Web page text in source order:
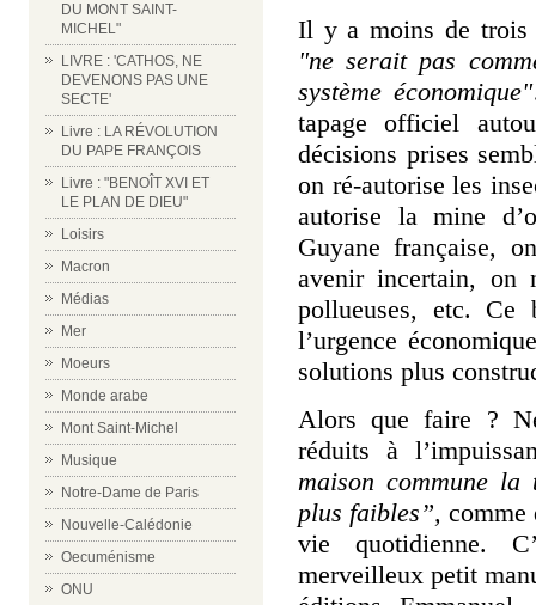
DU MONT SAINT-
MICHEL"
LIVRE : 'CATHOS, NE
DEVENONS PAS UNE
SECTE'
Livre : LA RÉVOLUTION
DU PAPE FRANÇOIS
Livre : "BENOÎT XVI ET
LE PLAN DE DIEU"
Loisirs
Macron
Médias
Mer
Moeurs
Monde arabe
Mont Saint-Michel
Musique
Notre-Dame de Paris
Nouvelle-Calédonie
Oecuménisme
ONU
Il y a moins de trois
"ne serait pas
système économique"
tapage officiel
décisions prises
on ré-autorise les
autorise la mine
Guyane française,
avenir incertain, on
pollueuses, etc. Ce
l’urgence
solutions plus
Alors que faire ?
réduits à
maison commune
plus faibles”,comme
vie quotidienne.
merveilleux petit